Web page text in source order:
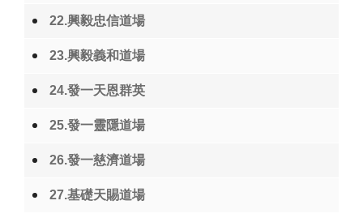
22.興毅忠信道場
23.興毅義和道場
24.發一天恩群英
25.發一靈隱道場
26.發一慈濟道場
27.基礎天賜道場